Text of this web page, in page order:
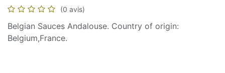
(0 avis)
Belgian Sauces Andalouse. Country of origin:
Belgium,France.